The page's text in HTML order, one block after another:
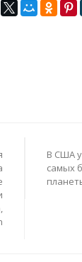
В США
самых